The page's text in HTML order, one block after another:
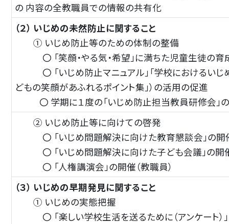
の 内容の全教職員での情報の共有化
（２） いじめの未然防止に関すること
① いじめ防止等のための体制の整備
〇 「笑顔・やる気・希望」に満ちた児童生徒の育
〇 「いじめ防止マニュアル」「学校におけるいじめ
どもの笑顔があふれるポイント集」）の活用の促進
〇 学期に１度の「いじめ防止担当教員研修会」
② いじめ防止等に向けての啓発
〇 「いじめ問題解決に向けた教育懇談会」の開催
〇 「いじめ問題解決に向けた子ども会議」の開催
〇 「人権講演会」の開催（教職員）
（３） いじめの早期発見に関すること
① いじめの実態把握
〇 「楽しい学校生活を送るために（アンケート）」